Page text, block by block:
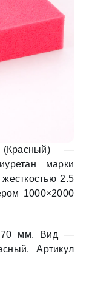
—
марки
2.5
1000×2000
70 мм. Вид —
Артикул